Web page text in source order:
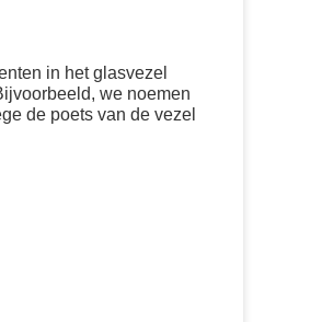
in het glasvezel
we noemen
de poets van de vezel